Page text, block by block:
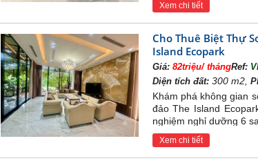
4 căn hộ loại 3 phòng ngủ – 2 vệ sinh: 89m2 -97,5m2 (Căn 03,
+Các loại căn hộ đặc biệt:Garden Villa (trần cao 6m),
* Khu Căn Hộ Cao Cấp The landmark
Tiếp nối thành công từ 3 tòa tháp Swan Lake Onsen
nóng với 2 tòa Landmark khoáng nóng cuối cùng tại
cao cấp, nằm tại vị trí vô cùng đắc địa, nằm trên cung
cấp quốc tế, được hưởng trọn vẹn cảnh quan hoàn hảo
Đặc biệt, cư dân ở Khu căn hộ Landmark Onsen còn
dân ở Landmark Onsen rất thuận tiện khi có một dãy
Bên cạnh đó, các công trình tiện ích khác như trường
cây xanh… sẽ đảm bảo, đáp ứng cho cư dân tận hưởng
Xem chi tiết
Cho Thuê Biệt Thự
Island Ecopark
Giá: 82triệu/ thángRef:
Diện tích đất:300 m2,
Khám phá không gian
đảo The Island
nghiệm nghỉ dưỡng 6
Xem chi tiết